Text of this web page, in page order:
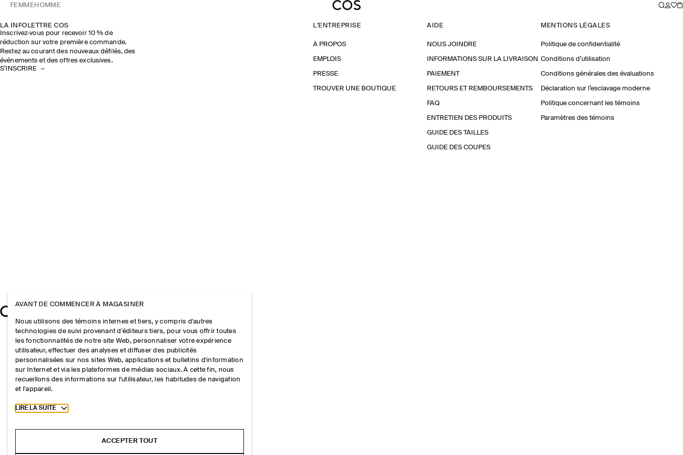
FEMMEHOMME
LA INFOLETTRE COS
Inscrivez‑vous pour recevoir 10 % de
réduction sur votre première commande.
Restez au courant des nouveaux défilés, des
événements et des offres exclusives.
S’INSCRIRE
L'ENTREPRISE
À PROPOS
EMPLOIS
PRESSE
TROUVER UNE BOUTIQUE
AIDE
NOUS JOINDRE
INFORMATIONS SUR LA LIVRAISON
PAIEMENT
RETOURS ET REMBOURSEMENTS
FAQ
ENTRETIEN DES PRODUITS
GUIDE DES TAILLES
GUIDE DES COUPES
MENTIONS LÉGALES
Politique de confidentialité
Conditions d’utilisation
Conditions générales des évaluations
Déclaration sur l’esclavage moderne
Politique concernant les témoins
Paramètres des témoins
AVANT DE COMMENCER À MAGASINER
Nous utilisons des témoins internes et tiers, y compris d'autres
technologies de suivi provenant d'éditeurs tiers, pour vous offrir toutes
les fonctionnalités de notre site Web, personnaliser votre expérience
utilisateur, effectuer des analyses et diffuser des publicités
personnalisées sur nos sites Web, applications et bulletins d'information
sur Internet et via les plateformes de médias sociaux. À cette fin, nous
recueillons des informations sur l'utilisateur, les habitudes de navigation
et l'appareil.
Toggle more cookie information
LIRE LA SUITE
ACCEPTER TOUT